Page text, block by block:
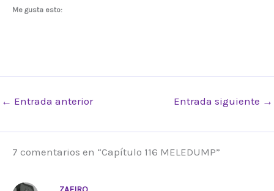
Me gusta esto:
← Entrada anterior Entrada siguiente →
7 comentarios en “Capítulo 116 MELEDUMP”